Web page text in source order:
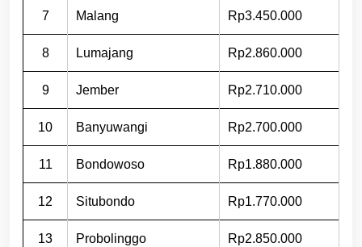
7 Malang Rp3.450.000
8 Lumajang Rp2.860.000
9 Jember Rp2.710.000
10 Banyuwangi Rp2.700.000
11 Bondowoso Rp1.880.000
12 Situbondo Rp1.770.000
13 Probolinggo Rp2.850.000